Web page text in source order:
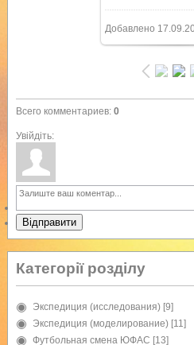
768x1024/
Добавлено
Всего комментариев: 0
Увійдіть:
Відправити
Категорії розділу
Экспедиция (исследования) [9]
Экспедиция (моделирование) [11]
Футбольная смена ЮФАС [13]